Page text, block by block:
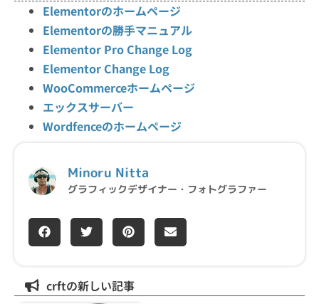
Elementorのホームページ
Elementorの勝手マニュアル
Elementor Pro Change Log
Elementor Change Log
WooCommerceホームページ
エックスサーバー
Wordfenceのホームページ
Minoru Nitta
グラフィックデザイナー・フォトグラファー
crftの新しい記事